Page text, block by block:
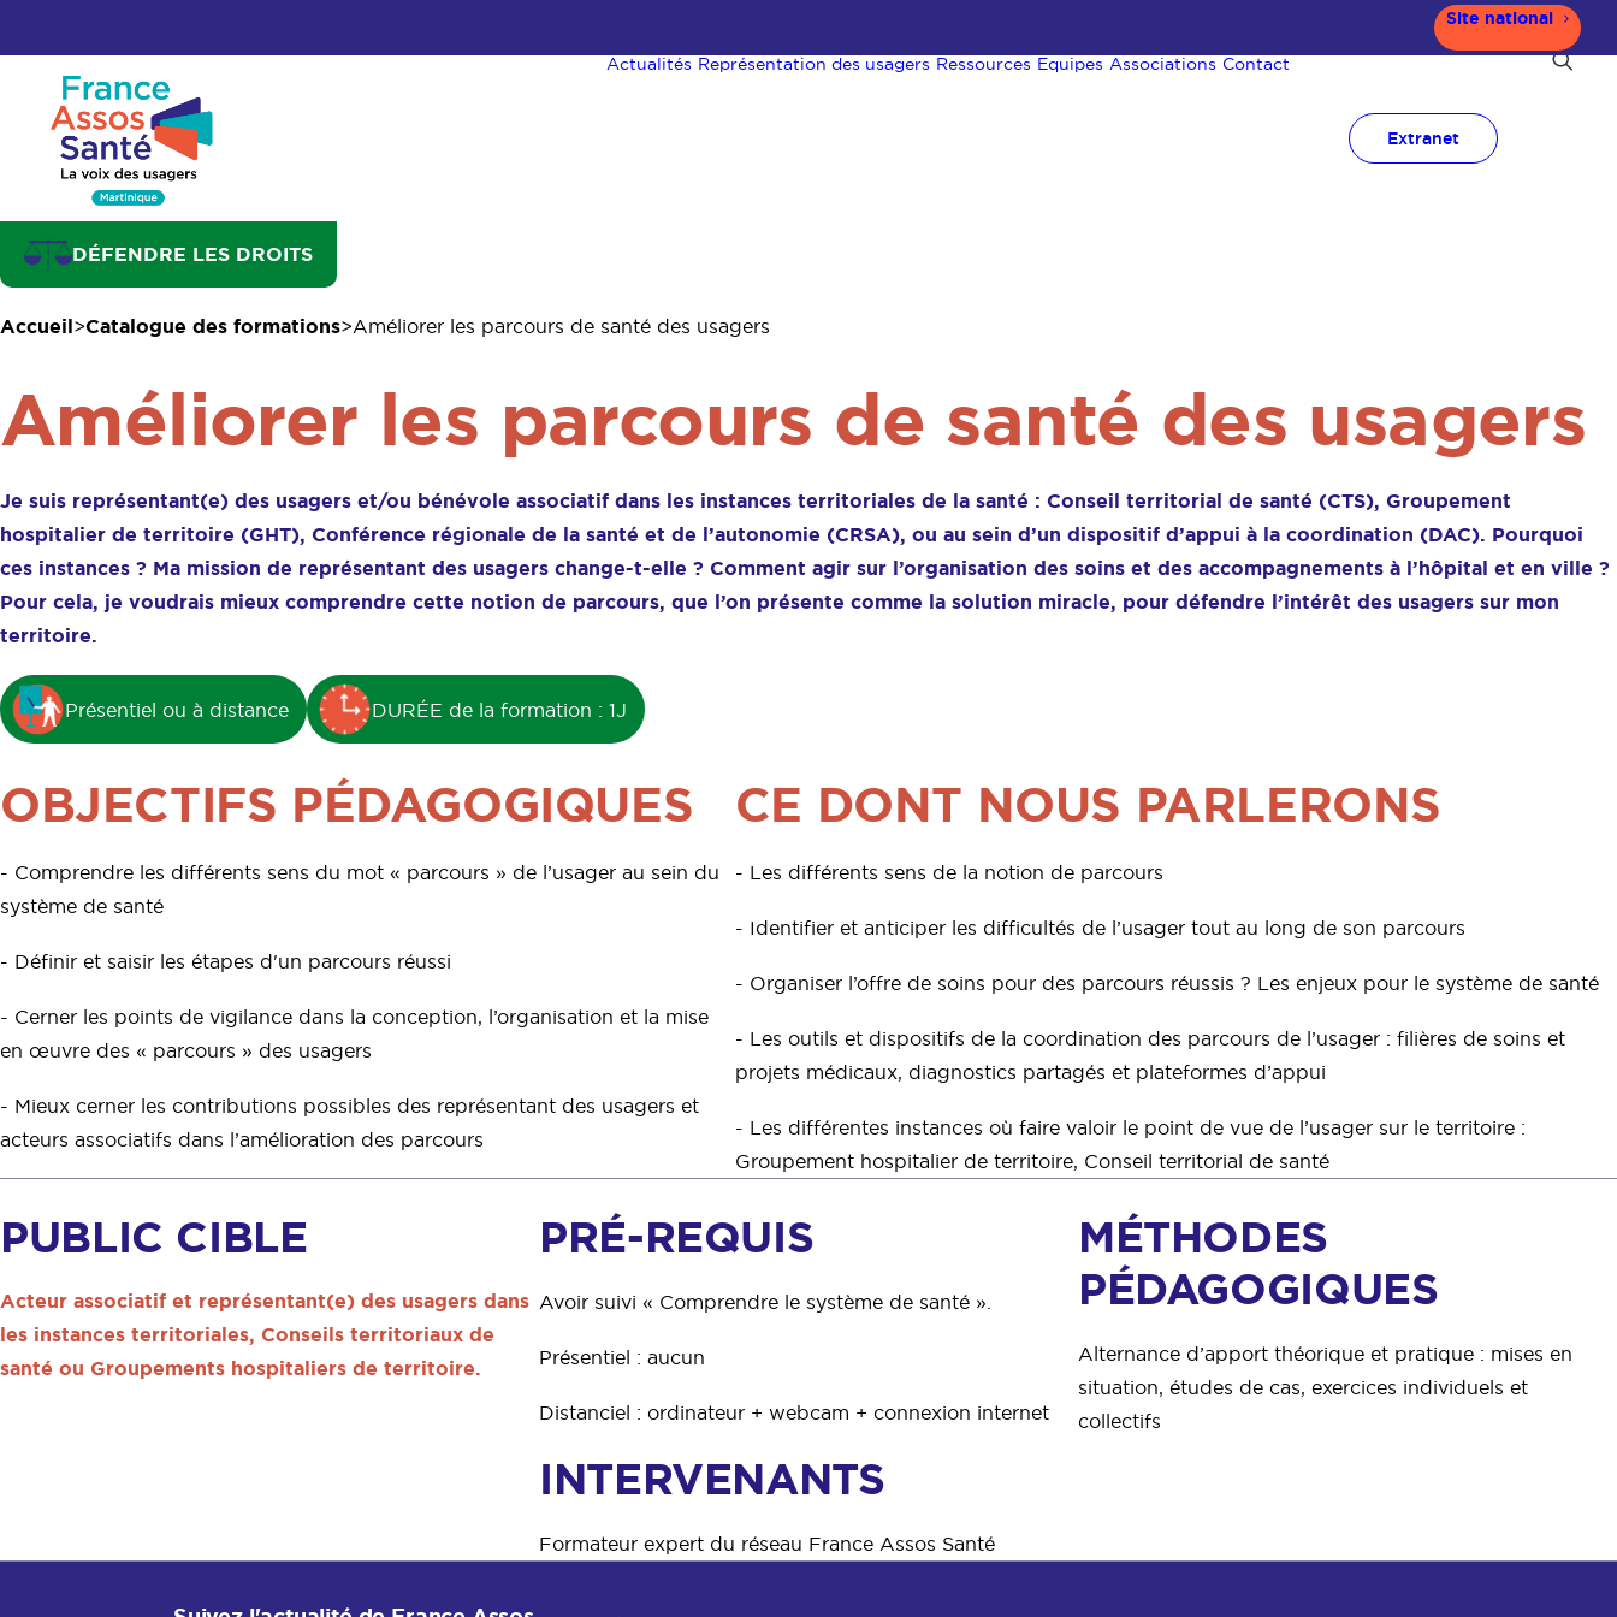
Site national
Actualités Représentation des usagers Ressources Equipes Associations Contact
Extranet
DÉFENDRE LES DROITS
Accueil Catalogue des formations Améliorer les parcours de santé des usagers
Améliorer les parcours de santé des usagers
Je suis représentant(e) des usagers et/ou bénévole associatif dans les instances territoriales de la santé : Conseil territorial de santé (CTS), Groupement
hospitalier de territoire (GHT), Conférence régionale de la santé et de l’autonomie (CRSA), ou au sein d’un dispositif d’appui à la coordination (DAC). Pourquoi
ces instances ? Ma mission de représentant des usagers change-t-elle ? Comment agir sur l’organisation des soins et des accompagnements à l’hôpital et en ville ?
Pour cela, je voudrais mieux comprendre cette notion de parcours, que l’on présente comme la solution miracle, pour défendre l’intérêt des usagers sur mon
territoire.
Présentiel ou à distance DURÉE de la formation : 1J
OBJECTIFS PÉDAGOGIQUES
- Comprendre les différents sens du mot « parcours » de l’usager au sein du
système de santé
- Définir et saisir les étapes d'un parcours réussi
- Cerner les points de vigilance dans la conception, l’organisation et la mise
en œuvre des « parcours » des usagers
- Mieux cerner les contributions possibles des représentant des usagers et
acteurs associatifs dans l’amélioration des parcours
CE DONT NOUS PARLERONS
- Les différents sens de la notion de parcours
- Identifier et anticiper les difficultés de l’usager tout au long de son parcours
- Organiser l’offre de soins pour des parcours réussis ? Les enjeux pour le système de santé
- Les outils et dispositifs de la coordination des parcours de l’usager : filières de soins et
projets médicaux, diagnostics partagés et plateformes d’appui
- Les différentes instances où faire valoir le point de vue de l’usager sur le territoire :
Groupement hospitalier de territoire, Conseil territorial de santé
PUBLIC CIBLE
Acteur associatif et représentant(e) des usagers dans
les instances territoriales, Conseils territoriaux de
santé ou Groupements hospitaliers de territoire.
PRÉ-REQUIS
Avoir suivi « Comprendre le système de santé ».
Présentiel : aucun
Distanciel : ordinateur + webcam + connexion internet
INTERVENANTS
Formateur expert du réseau France Assos Santé
MÉTHODES
PÉDAGOGIQUES
Alternance d’apport théorique et pratique : mises en
situation, études de cas, exercices individuels et
collectifs